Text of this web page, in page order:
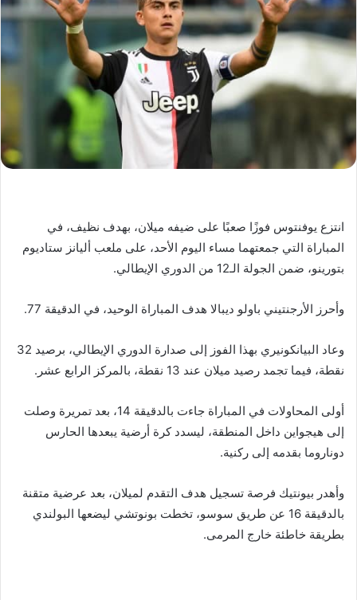
انتزع يوفنتوس فوزًا صعبًا على ضيفه ميلان، بهدف نظيف، في
المباراة التي جمعتهما مساء اليوم الأحد، على ملعب أليانز ستاديوم
بتورينو، ضمن الجولة الـ12 من الدوري الإيطالي.
وأحرز الأرجنتيني باولو ديبالا هدف المباراة الوحيد، في الدقيقة 77.
وعاد البيانكونيري بهذا الفوز إلى صدارة الدوري الإيطالي، برصيد 32
نقطة، فيما تجمد رصيد ميلان عند 13 نقطة، بالمركز الرابع عشر.
أولى المحاولات في المباراة جاءت بالدقيقة 14، بعد تمريرة وصلت
إلى هيجواين داخل المنطقة، ليسدد كرة أرضية يبعدها الحارس
دوناروما بقدمه إلى ركنية.
وأهدر بيونتيك فرصة تسجيل هدف التقدم لميلان، بعد عرضية متقنة
بالدقيقة 16 عن طريق سوسو، تخطت بونوتشي ليضعها البولندي
بطريقة خاطئة خارج المرمى.